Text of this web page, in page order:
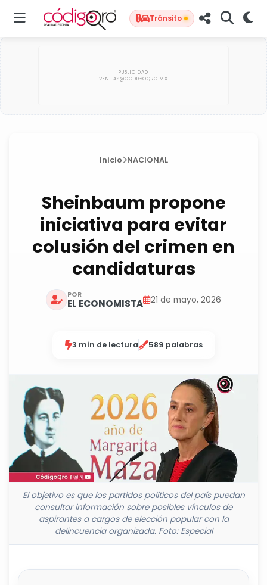
Tránsito
Inicio NACIONAL
Sheinbaum propone
iniciativa para evitar
colusión del crimen en
candidaturas
POR
EL ECONOMISTA 21 de mayo, 2026
3 min de lectura 589 palabras
El objetivo es que los partidos políticos del país puedan
consultar información sobre posibles vínculos de
aspirantes a cargos de elección popular con la
delincuencia organizada. Foto: Especial